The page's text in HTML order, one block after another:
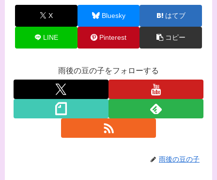
X Bluesky はてブ
LINE Pinterest コピー
雨後の豆の子をフォローする
雨後の豆の子